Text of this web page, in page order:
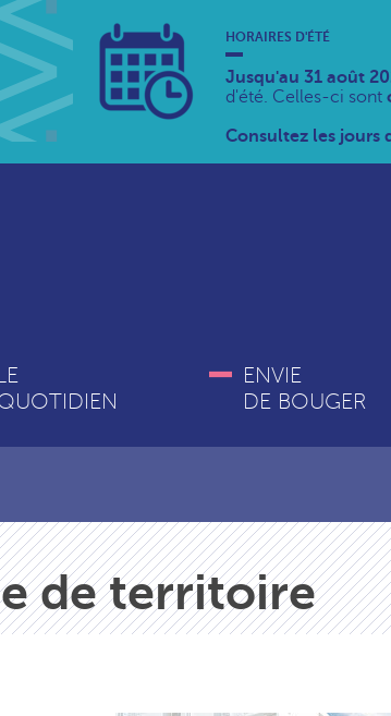
HORAIRES D'ÉTÉ
Jusqu'au 31 août
d'été. Celles-ci sont
Consultez les jours
ENVIE
DE BOUGER
de territoire